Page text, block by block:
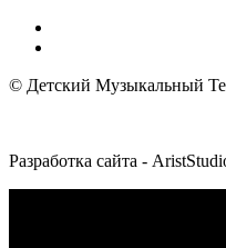
© Детский Музыкальный
Разработка сайта -